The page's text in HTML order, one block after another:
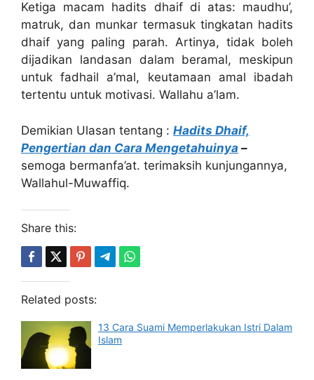
Ketiga macam hadits dhaif di atas: maudhu’,
matruk, dan munkar termasuk tingkatan hadits
dhaif yang paling parah. Artinya, tidak boleh
dijadikan landasan dalam beramal, meskipun
untuk fadhail a’mal, keutamaan amal ibadah
tertentu untuk motivasi. Wallahu a’lam.
Demikian Ulasan tentang : Hadits Dhaif,
Pengertian dan Cara Mengetahuinya –
semoga bermanfa’at. terimaksih kunjungannya,
Wallahul-Muwaffiq.
Share this:
Related posts:
13 Cara Suami Memperlakukan Istri Dalam
Islam